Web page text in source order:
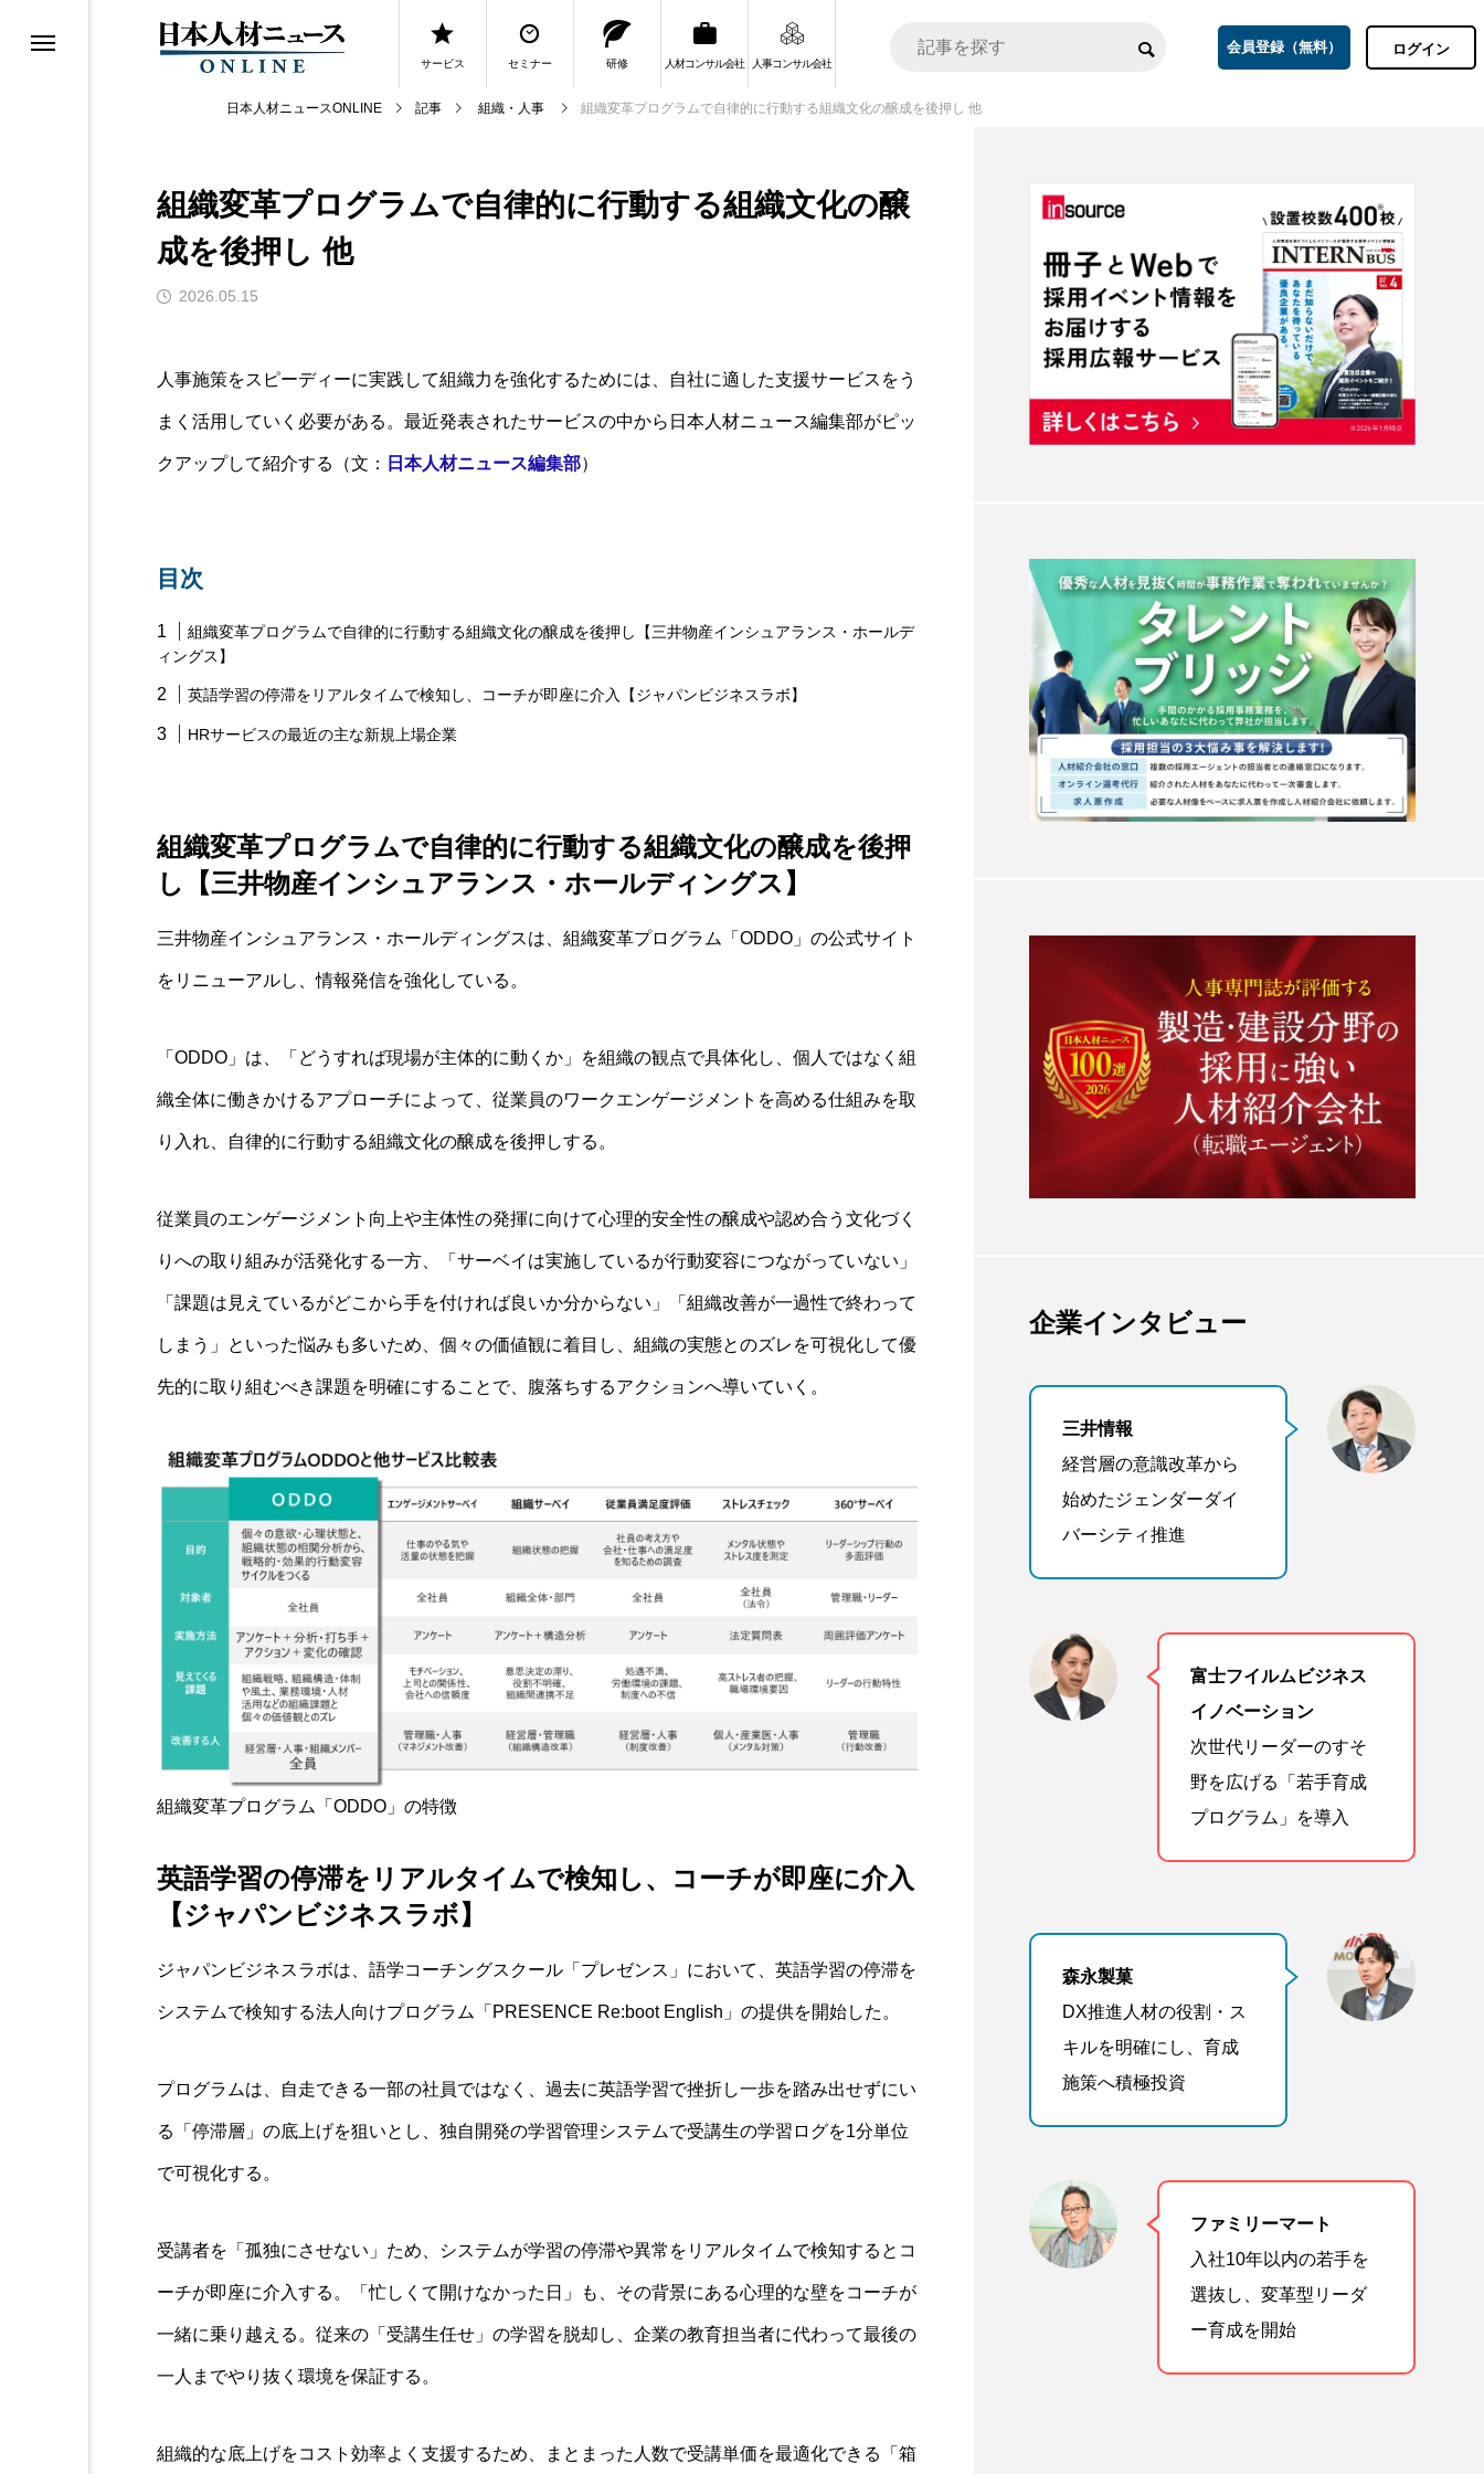
サービス セミナー 研修 人材コンサル会社 人事コンサル会社
日本人材ニュースONLINE 記事 組織・人事 組織変革プログラムで自律的に行動する組織文化の醸成を後押し 他
会員登録（無料） ログイン
組織変革プログラムで自律的に行動する組織文化の醸
成を後押し 他
2026.05.15
人事施策をスピーディーに実践して組織力を強化するためには、自社に適した支援サービスをう
まく活用していく必要がある。最近発表されたサービスの中から日本人材ニュース編集部がピッ
クアップして紹介する（文： 日本人材ニュース編集部）
目次
組織変革プログラムで自律的に行動する組織文化の醸成を後押し【三井物産インシュアランス・ホールデ
ィングス】
英語学習の停滞をリアルタイムで検知し、コーチが即座に介入【ジャパンビジネスラボ】
HRサービスの最近の主な新規上場企業
組織変革プログラムで自律的に行動する組織文化の醸成を後押
し【三井物産インシュアランス・ホールディングス】
三井物産インシュアランス・ホールディングスは、組織変革プログラム「ODDO」の公式サイト
をリニューアルし、情報発信を強化している。
「ODDO」は、「どうすれば現場が主体的に動くか」を組織の観点で具体化し、個人ではなく組
織全体に働きかけるアプローチによって、従業員のワークエンゲージメントを高める仕組みを取
り入れ、自律的に行動する組織文化の醸成を後押しする。
従業員のエンゲージメント向上や主体性の発揮に向けて心理的安全性の醸成や認め合う文化づく
りへの取り組みが活発化する一方、「サーベイは実施しているが行動変容につながっていない」
「課題は見えているがどこから手を付ければ良いか分からない」「組織改善が一過性で終わって
しまう」といった悩みも多いため、個々の価値観に着目し、組織の実態とのズレを可視化して優
先的に取り組むべき課題を明確にすることで、腹落ちするアクションへ導いていく。
組織変革プログラム「ODDO」の特徴
英語学習の停滞をリアルタイムで検知し、コーチが即座に介入
【ジャパンビジネスラボ】
ジャパンビジネスラボは、語学コーチングスクール「プレゼンス」において、英語学習の停滞を
システムで検知する法人向けプログラム「PRESENCE Re:boot English」の提供を開始した。
プログラムは、自走できる一部の社員ではなく、過去に英語学習で挫折し一歩を踏み出せずにい
る「停滞層」の底上げを狙いとし、独自開発の学習管理システムで受講生の学習ログを1分単位
で可視化する。
受講者を「孤独にさせない」ため、システムが学習の停滞や異常をリアルタイムで検知するとコ
ーチが即座に介入する。「忙しくて開けなかった日」も、その背景にある心理的な壁をコーチが
一緒に乗り越える。従来の「受講生任せ」の学習を脱却し、企業の教育担当者に代わって最後の
一人までやり抜く環境を保証する。
組織的な底上げをコスト効率よく支援するため、まとまった人数で受講単価を最適化できる「箱
企業インタビュー
三井情報
経営層の意識改革から
始めたジェンダーダイ
バーシティ推進
富士フイルムビジネス
イノベーション
次世代リーダーのすそ
野を広げる「若手育成
プログラム」を導入
森永製菓
DX推進人材の役割・ス
キルを明確にし、育成
施策へ積極投資
ファミリーマート
入社10年以内の若手を
選抜し、変革型リーダ
ー育成を開始